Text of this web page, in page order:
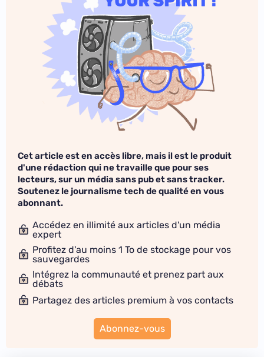
Cet article est en accès libre, mais il est le produit
d'une rédaction qui ne travaille que pour ses
lecteurs, sur un média sans pub et sans tracker.
Soutenez le journalisme tech de qualité en vous
abonnant.
Accédez en illimité aux articles d'un média
expert
Profitez d'au moins 1 To de stockage pour vos
sauvegardes
Intégrez la communauté et prenez part aux
débats
Partagez des articles premium à vos contacts
Abonnez-vous